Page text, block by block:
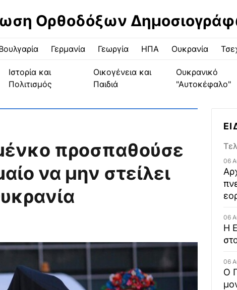
Ορθοδόξων
Γερμανία Γεωργία ΗΠΑ Ουκρανία
Ιστορία και
Πολιτισμός
Οικογένεια και
Παιδιά
Ουκρανικό
"Αυτοκέφαλο"
προσπαθούσε
να μην στείλει
06
06
Η
06
Ο